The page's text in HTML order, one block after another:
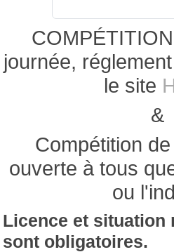
journée,
le site
&
Compétition
ouverte à tous
ou
Licence et situation
sont obligatoires.